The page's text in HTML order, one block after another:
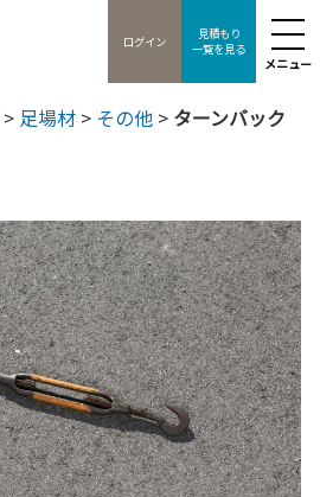
メニュー
ログイン
見積もり
一覧を見る
> 足場材 > その他 > ターンバック